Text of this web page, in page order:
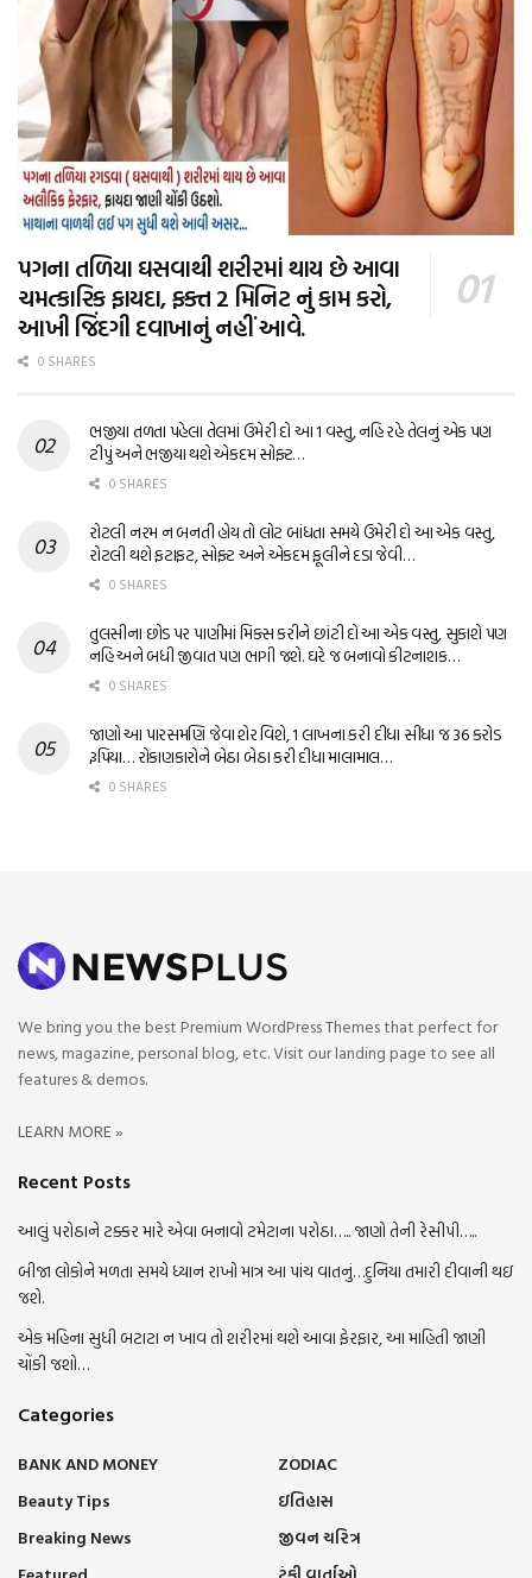
પગના તળિયા ઘસવાથી શરીરમાં થાય છે આવા
ચમત્કારિક ફાયદા, ફક્ત 2 મિનિટ નું કામ કરો,
આખી જિંદગી દવાખાનું નહીં આવે.
0 SHARES
ભજીયા તળતા પહેલા તેલમાં ઉમેરી દો આ 1 વસ્તુ, નહિ રહે તેલનું એક પણ
ટીપું અને ભજીયા થશે એકદમ સોફ્ટ…
0 SHARES
રોટલી નરમ ન બનતી હોય તો લોટ બાંધતા સમયે ઉમેરી દો આ એક વસ્તુ,
રોટલી થશે ફટાફટ, સોફ્ટ અને એકદમ ફૂલીને દડા જેવી…
0 SHARES
તુલસીના છોડ પર પાણીમાં મિક્સ કરીને છાંટી દો આ એક વસ્તુ, સુકાશે પણ
નહિ અને બધી જીવાત પણ ભાગી જશે. ઘરે જ બનાવો કીટનાશક…
0 SHARES
જાણો આ પારસમણિ જેવા શેર વિશે, 1 લાખના કરી દીધા સીધા જ 36 કરોડ
રૂપિયા… રોકાણકારોને બેઠા બેઠા કરી દીધા માલામાલ…
0 SHARES
We bring you the best Premium WordPress Themes that perfect for
news, magazine, personal blog, etc. Visit our landing page to see all
features & demos.
LEARN MORE »
Recent Posts
આલું પરોઠાને ટક્કર મારે એવા બનાવો ટમેટાના પરોઠા….. જાણો તેની રેસીપી…..
બીજા લોકોને મળતા સમયે ધ્યાન રાખો માત્ર આ પાંચ વાતનું…દુનિયા તમારી દીવાની થઇ
જશે.
એક મહિના સુધી બટાટા ન ખાવ તો શરીરમાં થશે આવા ફેરફાર, આ માહિતી જાણી
ચોંકી જશો…
Categories
BANK AND MONEY
Beauty Tips
Breaking News
ZODIAC
ઇતિહાસ
જીવન ચરિત્ર